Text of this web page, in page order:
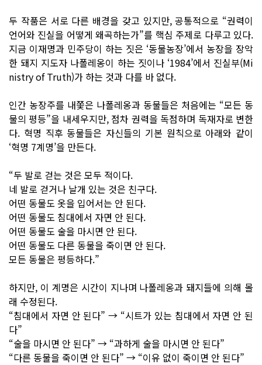
두 작품은 서로 다른 배경을 갖고 있지만, 공통적으로 “권력이
언어와 진실을 어떻게 왜곡하는가”를 핵심 주제로 다루고 있다.
지금 이재명과 민주당이 하는 짓은 ‘동물농장’에서 농장을 장악
한 돼지 지도자 나폴레옹이 하는 짓이나 ‘1984’에서 진실부(Mi
nistry of Truth)가 하는 것과 다를 바 없다.
인간 농장주를 내쫓은 나폴레옹과 동물들은 처음에는 “모든 동
물의 평등”을 내세우지만, 점차 권력을 독점하며 독재자로 변한
다. 혁명 직후 동물들은 자신들의 기본 원칙으로 아래와 같이
‘혁명 7계명’을 만든다.
“두 발로 걷는 것은 모두 적이다.
네 발로 걷거나 날개 있는 것은 친구다.
어떤 동물도 옷을 입어서는 안 된다.
어떤 동물도 침대에서 자면 안 된다.
어떤 동물도 술을 마시면 안 된다.
어떤 동물도 다른 동물을 죽이면 안 된다.
모든 동물은 평등하다.”
하지만, 이 계명은 시간이 지나며 나폴레옹과 돼지들에 의해 몰
래 수정된다.
“침대에서 자면 안 된다” → “시트가 있는 침대에서 자면 안 된
다”
“술을 마시면 안 된다” → “과하게 술을 마시면 안 된다”
“다른 동물을 죽이면 안 된다” → “이유 없이 죽이면 안 된다”